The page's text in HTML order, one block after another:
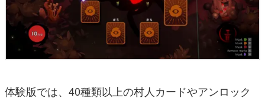
体験版では、40種類以上の村人カードやアンロック